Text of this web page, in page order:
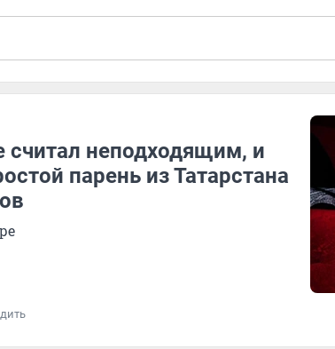
считал неподходящим, и
парень из Татарстана